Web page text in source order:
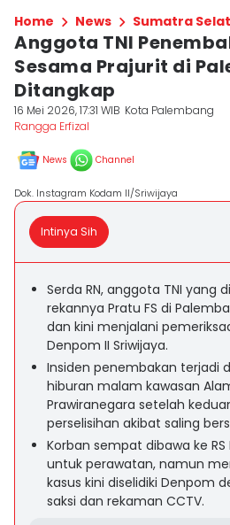
Home News Sumatra
Anggota TNI
Sesama Prajurit di
Ditangkap
16 Mei 2026, 17:31 WIB Kota Palembang
Rangga Erfizal
News Channel
Dok. Instagram Kodam II/Sriwijaya
Intinya Sih
Serda RN, anggota TNI yang
rekannya Pratu FS di
dan kini menjalani
Denpom II Sriwijaya.
Insiden penembakan terjadi
hiburan malam kawasan
Prawiranegara setelah
perselisihan akibat saling
Korban sempat dibawa ke
untuk perawatan, namun
kasus kini diselidiki Denpom
saksi dan rekaman CCTV.